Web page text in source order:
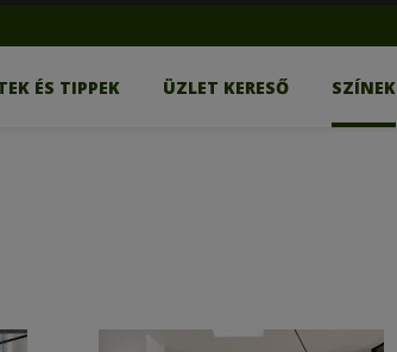
ÉS TIPPEK ÜZLET KERESŐ SZÍNEK